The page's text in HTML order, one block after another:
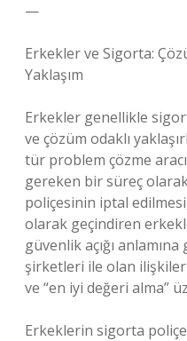
—
Erkekler ve Sigorta:
Yaklaşım
Erkekler genellikle
ve çözüm odaklı
tür problem çözme
gereken bir süreç
poliçesinin iptal
olarak geçindiren
güvenlik açığı
şirketleri ile olan
ve “en iyi değeri alma”
Erkeklerin sigorta